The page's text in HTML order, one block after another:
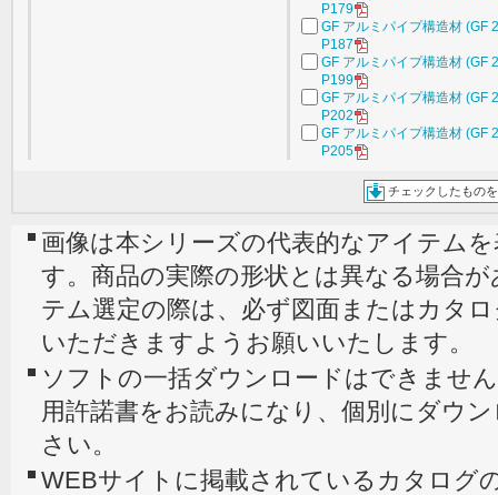
P179
GF アルミパイプ構造材 (GF
P187
GF アルミパイプ構造材 (GF
P199
GF アルミパイプ構造材 (GF
P202
GF アルミパイプ構造材 (GF
P205
チェックしたもの
画像は本シリーズの代表的なアイテム
す。商品の実際の形状とは異なる場合
テム選定の際は、必ず図面またはカタ
いただきますようお願いいたします。
ソフトの一括ダウンロードはできませ
用許諾書をお読みになり、個別にダウ
さい。
WEBサイトに掲載されているカタログ